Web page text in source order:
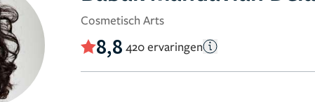
Cosmetisch Arts
8,8 420 ervaringen